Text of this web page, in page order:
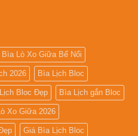
Bìa Lò Xo Giữa Bế Nổi
2026 Bìa Lịch Bloc
Bloc Đẹp Bìa Lịch gắn Bloc
Xo Giữa 2026
Giá Bìa Lịch Bloc